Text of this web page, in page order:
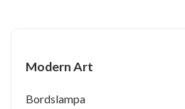
Modern Art
Bordslampa